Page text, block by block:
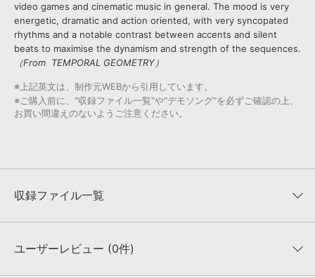
video games and cinematic music in general. The mood is very
energetic, dramatic and action oriented, with very syncopated
rhythms and a notable contrast between accents and silent
beats to maximise the dynamism and strength of the sequences.
（From TEMPORAL GEOMETRY）
※上記英文は、制作元WEBから引用しています。
※ご購入前に、"収録ファイル一覧"や"デモソング"を必ずご確認の上、
お買い間違えのないようご注意ください。
収録ファイル一覧
収録ファイル一覧
ユーザーレビュー (0件)